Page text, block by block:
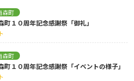
森町
町１０周年記念感謝祭「御礼」
森町
町１０周年記念感謝祭「イベントの様子」